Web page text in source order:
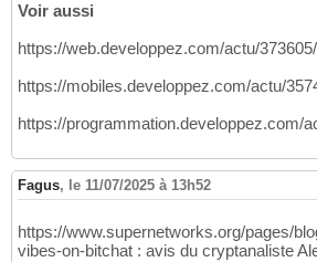
Voir aussi
https://web.developpez.com/actu/373605/
https://mobiles.developpez.com/actu/
https://programmation.developpez.com/
Fagus, le 11/07/2025 à 13h52
https://www.supernetworks.org/pages/
vibes-on-bitchat : avis du cryptanaliste